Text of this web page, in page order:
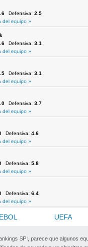
Defensiva: 2.5
del equipo »
Defensiva: 3.1
del equipo »
Defensiva: 3.1
del equipo »
Defensiva: 3.7
del equipo »
Defensiva: 4.6
del equipo »
Defensiva: 5.8
del equipo »
Defensiva: 6.4
del equipo »
UEFA
SPI, parece que algunos